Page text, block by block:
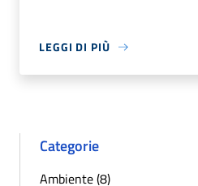
LEGGI DI PIÙ
Categorie
Ambiente (8)